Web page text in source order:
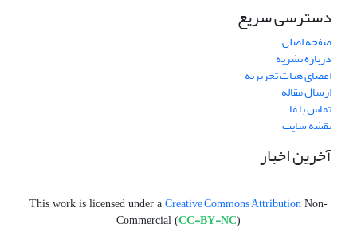
دسترسی سریع
صفحه اصلی
درباره نشریه
اعضای هیات تحریریه
ارسال مقاله
تماس با ما
نقشه سایت
آخرین اخبار
This work is licensed under a Creative Commons Attribution Non-
Commercial (CC-BY-NC)